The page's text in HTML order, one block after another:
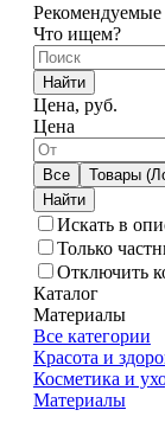
Что ищем?
Найти
Цена, руб.
Цена
Все Товары
Искать в
Только
Отключить
Каталог
Материалы
Все категории
Красота и
Косметика и
Материалы